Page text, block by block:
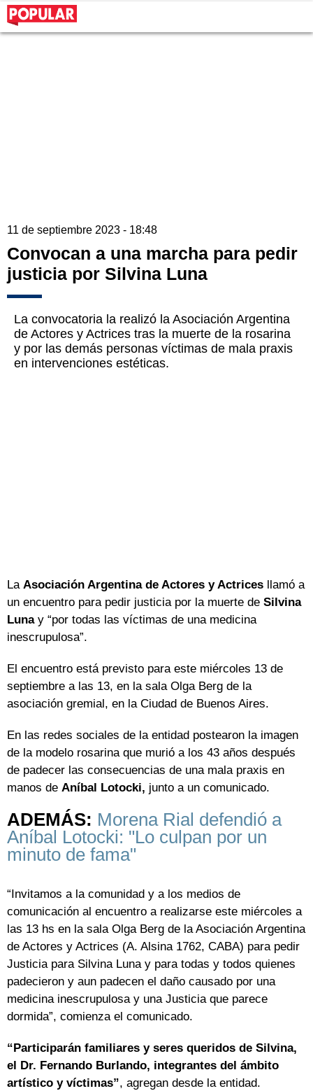
11 de septiembre 2023 - 18:48
Convocan a una marcha para pedir
justicia por Silvina Luna
La convocatoria la realizó la Asociación Argentina
de Actores y Actrices tras la muerte de la rosarina
y por las demás personas víctimas de mala praxis
en intervenciones estéticas.
La Asociación Argentina de Actores y Actrices llamó a
un encuentro para pedir justicia por la muerte de Silvina
Lunay “por todas las víctimas de una medicina
inescrupulosa”.
El encuentro está previsto para este miércoles 13 de
septiembre a las 13, en la sala Olga Berg de la
asociación gremial, en la Ciudad de Buenos Aires.
En las redes sociales de la entidad postearon la imagen
de la modelo rosarina que murió a los 43 años después
de padecer las consecuencias de una mala praxis en
manos de Aníbal Lotocki, junto a un comunicado.
ADEMÁS: Morena Rial defendió a
Aníbal Lotocki: "Lo culpan por un
minuto de fama"
“Invitamos a la comunidad y a los medios de
comunicación al encuentro a realizarse este miércoles a
las 13 hs en la sala Olga Berg de la Asociación Argentina
de Actores y Actrices (A. Alsina 1762, CABA) para pedir
Justicia para Silvina Luna y para todas y todos quienes
padecieron y aun padecen el daño causado por una
medicina inescrupulosa y una Justicia que parece
dormida”, comienza el comunicado.
“Participarán familiares y seres queridos de Silvina,
el Dr. Fernando Burlando, integrantes del ámbito
artístico y víctimas”, agregan desde la entidad.